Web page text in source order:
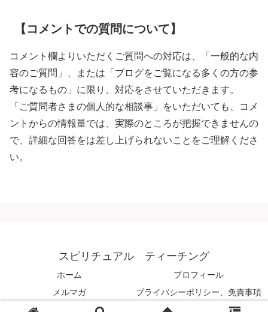
【コメントでの質問について】
コメント欄よりいただくご質問への対応は、「一般的な内
容のご質問」、または「ブログをご覧になる多くの方の参
考になるもの」に限り、対応をさせていただきます。
「ご質問者さまの個人的な相談事」をいただいても、コメ
ントからの情報量では、実際のところが把握できませんの
で、詳細な回答をは差し上げられないことをご理解くださ
い。
スピリチュアル ティーチング
ホーム
プロフィール
メルマガ
プライバシーポリシー、免責事項